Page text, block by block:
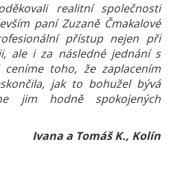
realitní společnosti
paní Zuzaně Čmakalové
přístup nejen při
ale i za následné jednání s
toho, že zaplacením
jak to bohužel bývá
jim hodně spokojených
Ivana a Tomáš K., Kolín